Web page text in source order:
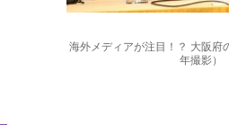
海外メディアが注目！？ 大阪府
年撮影）